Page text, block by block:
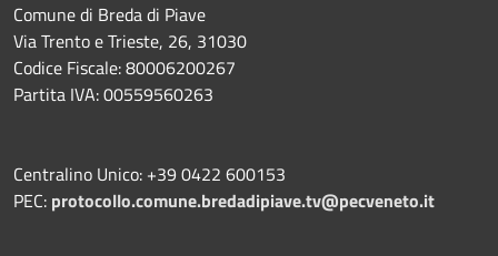
Comune di Breda di Piave
Via Trento e Trieste, 26, 31030
Codice Fiscale: 80006200267
Partita IVA: 00559560263
Centralino Unico: +39 0422 600153
PEC: protocollo.comune.bredadipiave.tv@pecveneto.it